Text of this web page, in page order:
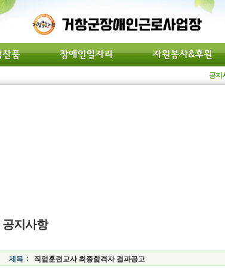
공지
공지사항
제목 직업훈련교사 최종합격자 결과공고